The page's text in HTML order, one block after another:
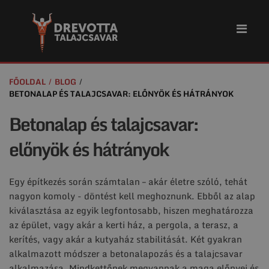
FŐOLDAL
BLOG
BETONALAP ÉS TALAJCSAVAR: ELŐNYÖK ÉS HÁTRÁNYOK
Betonalap és talajcsavar:
előnyök és hátrányok
Egy építkezés során számtalan – akár életre szóló, tehát
nagyon komoly - döntést kell meghoznunk. Ebből az alap
kiválasztása az egyik legfontosabb, hiszen meghatározza
az épület, vagy akár a kerti ház, a pergola, a terasz, a
kerítés, vagy akár a kutyaház stabilitását. Két gyakran
alkalmazott módszer a betonalapozás és a talajcsavar